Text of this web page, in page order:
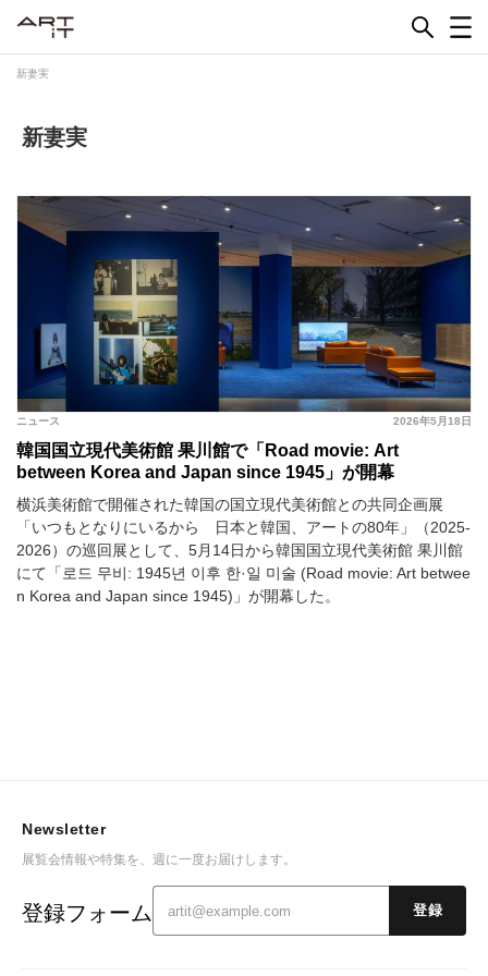
content
新妻実
新妻実
2026年5月18日
ニュース
韓国国立現代美術館 果川館で「Road movie: Art
between Korea and Japan since 1945」が開幕
横浜美術館で開催された韓国の国立現代美術館との共同企画展
「いつもとなりにいるから 日本と韓国、アートの80年」（2025-
2026）の巡回展として、5月14日から韓国国立現代美術館 果川館
にて「로드 무비: 1945년 이후 한·일 미술 (Road movie: Art betwee
n Korea and Japan since 1945)」が開幕した。
Newsletter
展覧会情報や特集を、週に一度お届けします。
登録フォーム 登録